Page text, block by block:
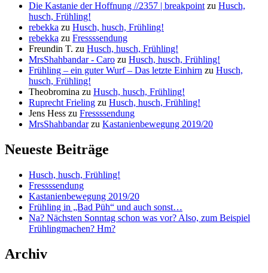
Die Kastanie der Hoffnung //2357 | breakpoint zu Husch,
husch, Frühling!
rebekka zu Husch, husch, Frühling!
rebekka zu Fressssendung
Freundin T. zu Husch, husch, Frühling!
MrsShahbandar - Caro zu Husch, husch, Frühling!
Frühling – ein guter Wurf – Das letzte Einhirn zu Husch,
husch, Frühling!
Theobromina zu Husch, husch, Frühling!
Ruprecht Frieling zu Husch, husch, Frühling!
Jens Hess zu Fressssendung
MrsShahbandarzu Kastanienbewegung 2019/20
Neueste Beiträge
Husch, husch, Frühling!
Fressssendung
Kastanienbewegung 2019/20
Frühling in „Bad Püh“ und auch sonst…
Na? Nächsten Sonntag schon was vor? Also, zum Beispiel
Frühlingmachen? Hm?
Archiv